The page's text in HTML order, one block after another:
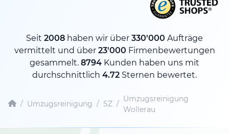
Seit 2008 haben wir über 330'000 Aufträge
vermittelt und über 23'000 Firmenbewertungen
gesammelt. 8794 Kunden haben uns mit
durchschnittlich 4.72 Sternen bewertet.
/ Umzugsreinigung / SZ /
Umzugsreinigung
Wollerau